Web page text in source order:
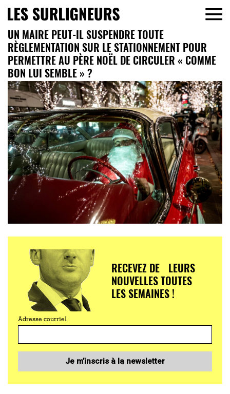
UN MAIRE PEUT-IL SUSPENDRE TOUTE
RÈGLEMENTATION SUR LE STATIONNEMENT POUR
PERMETTRE AU PÈRE NOËL DE CIRCULER « COMME
BON LUI SEMBLE » ?
RECEVEZ DE LEURS
NOUVELLES TOUTES
LES SEMAINES !
Adresse courriel
Je m’inscris à la newsletter